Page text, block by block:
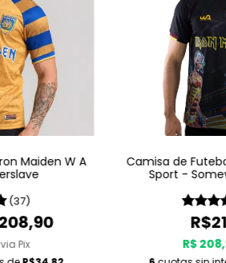
Maiden W A
(37)
via Pix
Camisa de
Sport -
R$